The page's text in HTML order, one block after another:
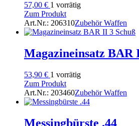
57,00 € 1 vorrätig
Zum Produkt
Art.Nr.: 206310Zubehör Waffen
Magazineinsatz BAR
53,90 € 1 vorrätig
Zum Produkt
Art.Nr.: 203460Zubehör Waffen
Messingbürste .44